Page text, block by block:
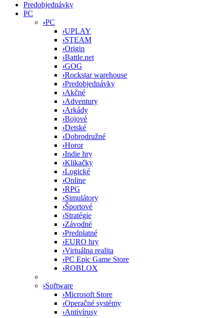
Predobjednávky
PC
›PC
›UPLAY
›STEAM
›Origin
›Battle.net
›GOG
›Rockstar warehouse
›Predobjednávky
›Akčné
›Adventury
›Arkády
›Bojové
›Detské
›Dobrodružné
›Horor
›Indie hry
›Klikačky
›Logické
›Online
›RPG
›Simulátory
›Športové
›Stratégie
›Závodné
›Predplatné
›EURO hry
›Virtuálna realita
›PC Epic Game Store
›ROBLOX
›Software
›Microsoft Store
›Operačné systémy
›Antivírusy